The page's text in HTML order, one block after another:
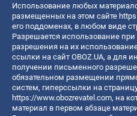
Использование любых
размещенных на этом сайте
его поддоменах, в любом виде
Разрешается использование
разрешения на их
ссылки на сайт OBOZ.UA, а для
получении письменного
обязательном размещении
систем, гиперссылки на
https://www.obozrevatel.com, на
материал в первом абзаце